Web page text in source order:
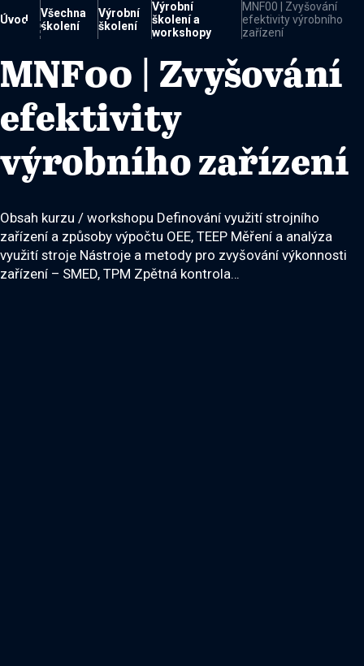

Úvod
Všechna
školení
Výrobní
školení
Výrobní
školení a
workshopy
MNF00 | Zvyšování
efektivity výrobního
zařízení
MNF00 | Zvyšování
efektivity
výrobního zařízení
Obsah kurzu / workshopu Definování využití strojního
zařízení a způsoby výpočtu OEE, TEEP Měření a analýza
využití stroje Nástroje a metody pro zvyšování výkonnosti
zařízení – SMED, TPM Zpětná kontrola…